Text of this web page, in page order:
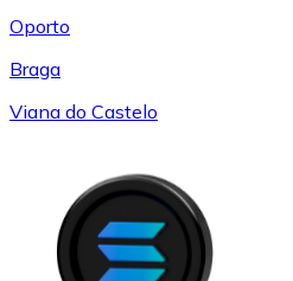
Oporto
Braga
Viana do Castelo